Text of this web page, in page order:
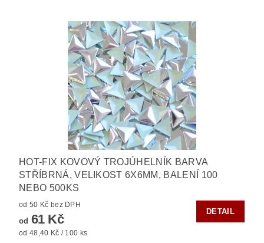
HOT-FIX KOVOVÝ TROJÚHELNÍK BARVA
STŘÍBRNÁ, VELIKOST 6X6MM, BALENÍ 100
NEBO 500KS
od 50 Kč bez DPH
od 61 Kč
od 48,40 Kč / 100 ks
DETAIL